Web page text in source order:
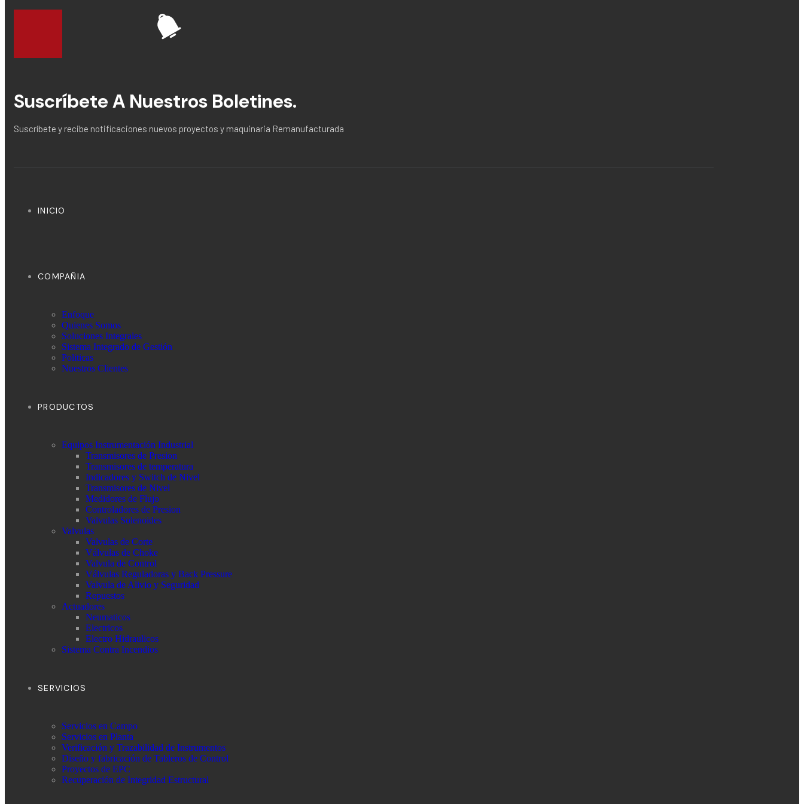
Suscríbete A Nuestros Boletines.
Suscríbete y recibe notificaciones nuevos proyectos y maquinaria Remanufacturada
INICIO
COMPAÑIA
Enfoque
Quienes Somos
Soluciones Integrales
Sistema Integrado de Gestión
Politicas
Nuestros Clientes
PRODUCTOS
Equipos Instrumentación Industrial
Transmisores de Presion
Transmisores de temperatura
Indicadores y Switch de Nivel
Transmisores de Nivel
Medidores de Flujo
Controladores de Presion
Valvulas Solenoides
Valvulas
Valvulas de Corte
Válvulas de Choke
Valvula de Control
Válvulas Reguladoras y Back Pressure
Valvula de Alivio y Seguridad
Repuestos
Actuadores
Neumaticos
Electricos
Electro Hidraulicos
Sistema Contra Incendios
SERVICIOS
Servicios en Campo
Servicios en Planta
Verificación y Trazabilidad de Instrumentos
Diseño y fabricación de Tableros de Control
Proyectos de EPC
Recuperación de Integridad Estructural